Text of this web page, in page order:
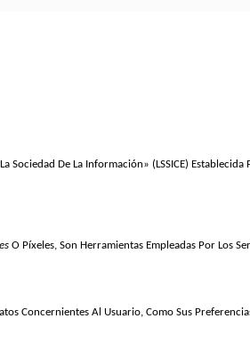
Sociedad De La Información» (LSSICE)
O Píxeles, Son Herramientas Empleadas Por Los
Concernientes Al Usuario, Como Sus